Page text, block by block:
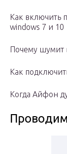
Как включить
windows 7 и 10
Почему шумит
Как
Когда Айфон